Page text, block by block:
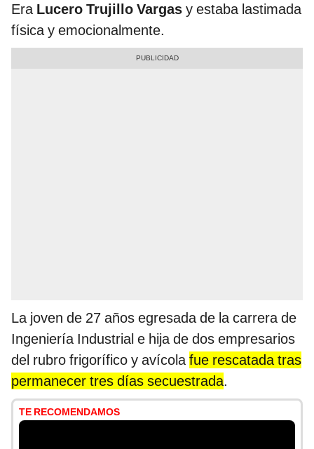
Era Lucero Trujillo Vargas y estaba lastimada
física y emocionalmente.
La joven de 27 años egresada de la carrera de
Ingeniería Industrial e hija de dos empresarios
del rubro frigorífico y avícolafue rescatada tras
permanecer tres días secuestrada.
TE RECOMENDAMOS